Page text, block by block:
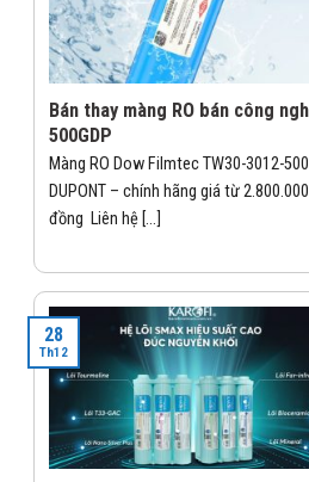
Bán thay màng RO bán công
500GDP
Màng RO Dow Filmtec TW30-3012-500
DUPONT – chính hãng giá từ 2.800.000
đồng Liên hệ [...]
28
Th12